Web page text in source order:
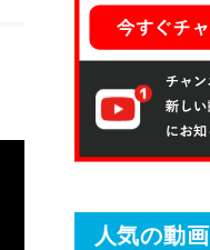
人気の動画